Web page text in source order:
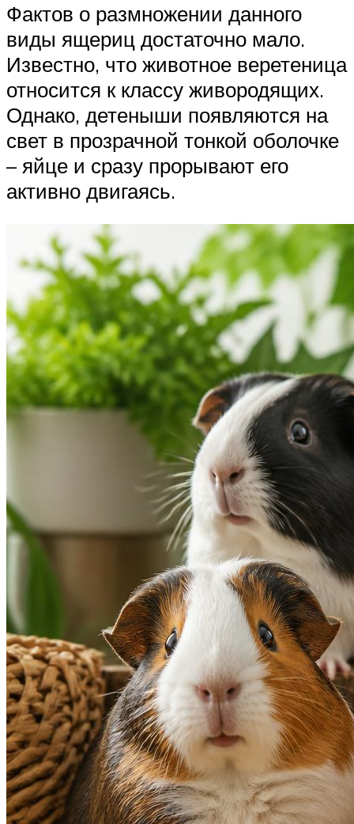
Фактов о размножении данного
виды ящериц достаточно мало.
Известно, что животное веретеница
относится к классу живородящих.
Однако, детеныши появляются на
свет в прозрачной тонкой оболочке
– яйце и сразу прорывают его
активно двигаясь.